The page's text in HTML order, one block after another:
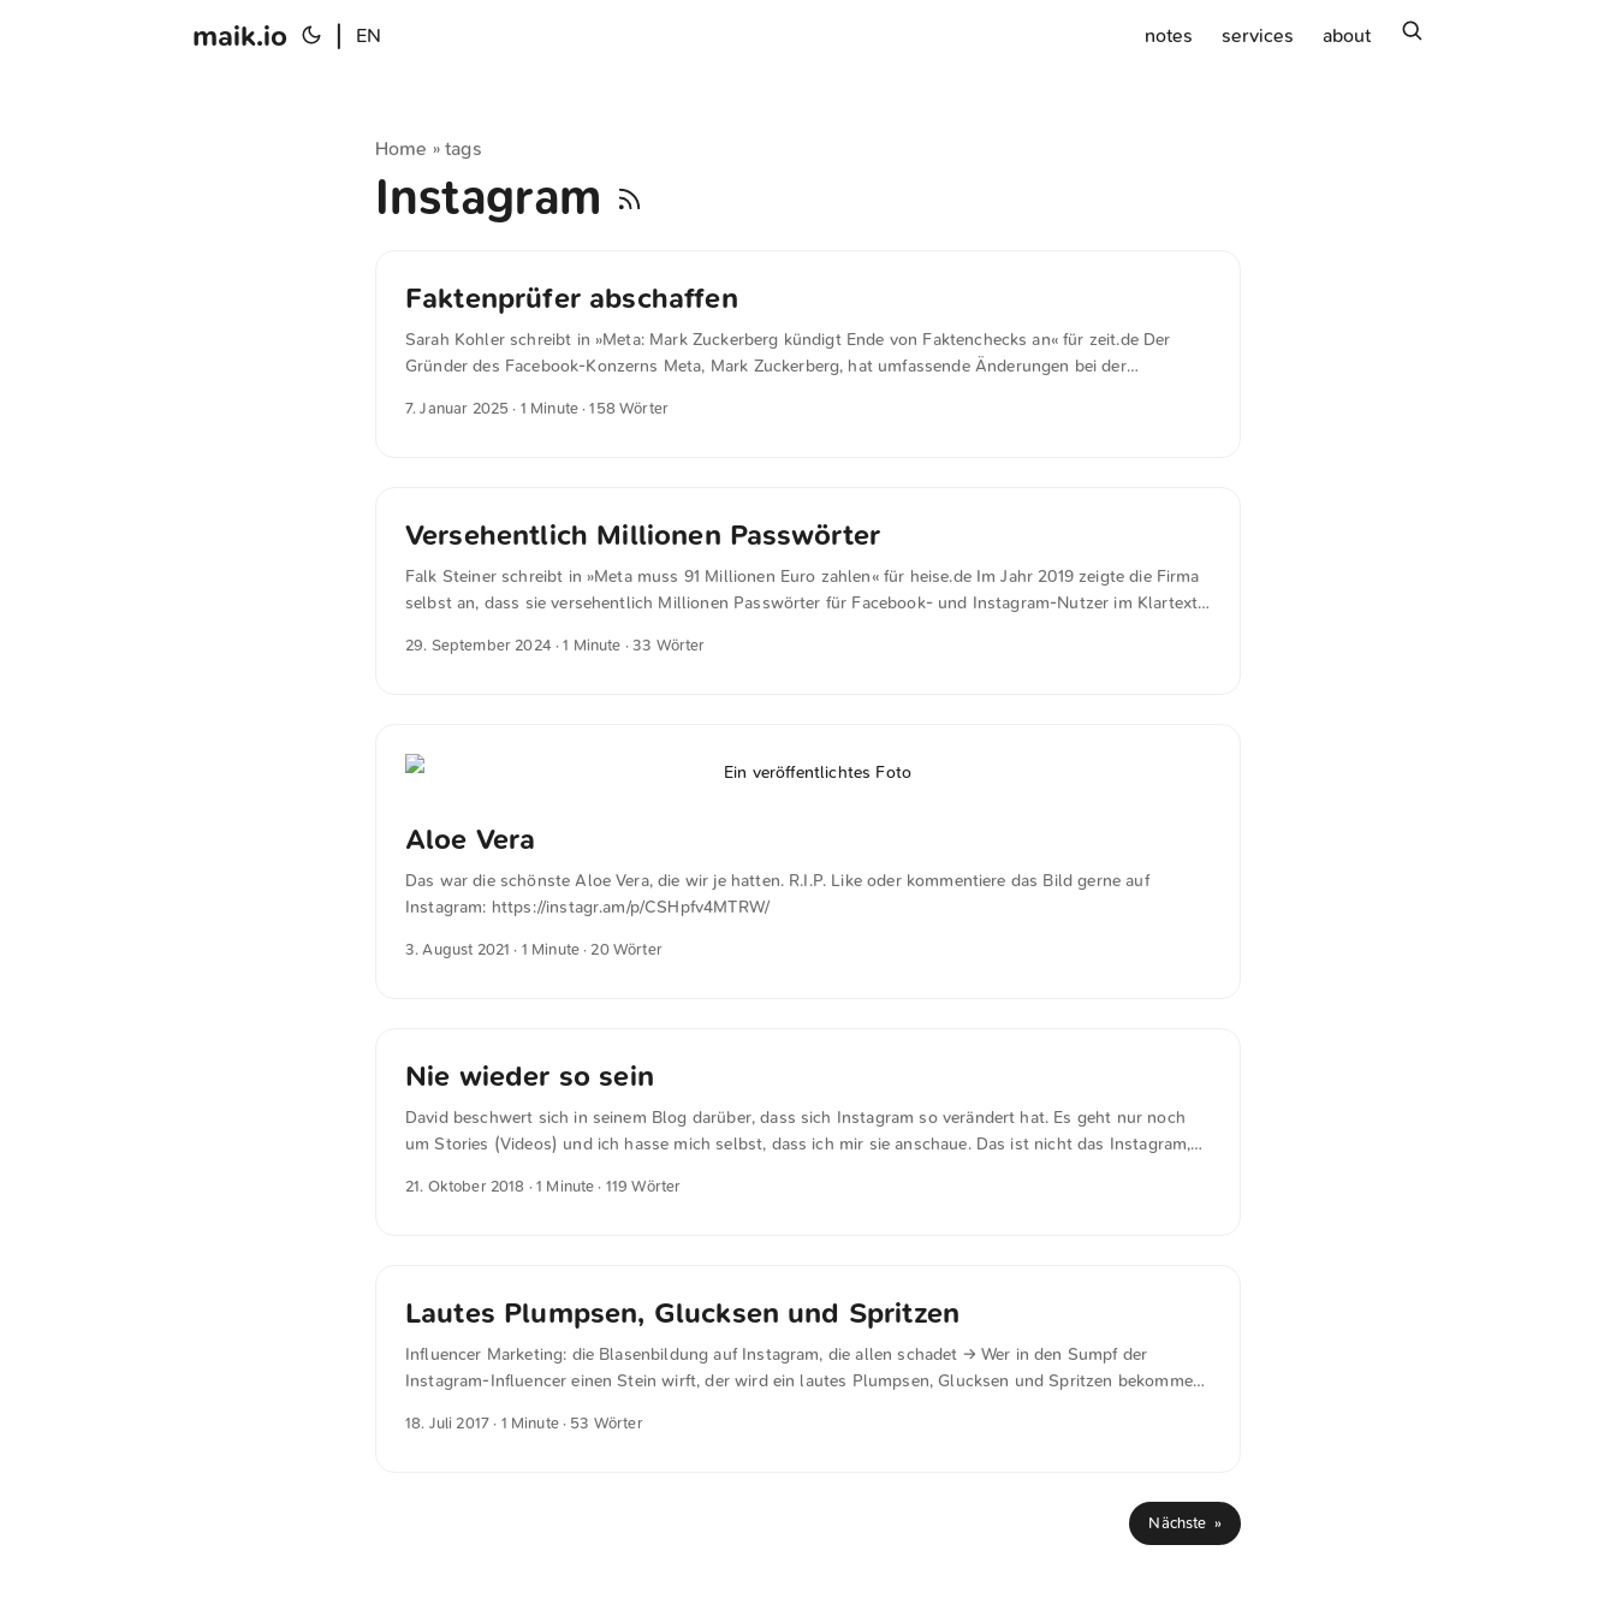
maik.io EN notes services about
Home »tags
Instagram
Faktenprüfer abschaffen
Sarah Kohler schreibt in »Meta: Mark Zuckerberg kündigt Ende von Faktenchecks an« für zeit.de Der
Gründer des Facebook-Konzerns Meta, Mark Zuckerberg, hat umfassende Änderungen bei der
er das damit, dass der vergangene US-Präsidentschaftswahlkampf einen “kulturellen Wendepunkt”
7. Januar 2025 · 1 Minute · 158 Wörter
Versehentlich Millionen Passwörter
Falk Steiner schreibt in »Meta muss 91 Millionen Euro zahlen​« für heise.de Im Jahr 2019 zeigte die Firma
selbst an, dass sie versehentlich Millionen Passwörter für Facebook- und Instagram-Nutzer im Klartext
29. September 2024 · 1 Minute · 33 Wörter
Aloe Vera
Das war die schönste Aloe Vera, die wir je hatten. R.I.P. Like oder kommentiere das Bild gerne auf
Instagram: https://instagr.am/p/CSHpfv4MTRW/
3. August 2021 · 1 Minute · 20 Wörter
Nie wieder so sein
David beschwert sich in seinem Blog darüber, dass sich Instagram so verändert hat. Es geht nur noch
um Stories (Videos) und ich hasse mich selbst, dass ich mir sie anschaue. Das ist nicht das Instagram,
David Hellmann am 22. Oktober 2018 Recht hat er! Fotos spielen keine Rolle mehr, sie sehen ohnehin
21. Oktober 2018 · 1 Minute · 119 Wörter
Lautes Plumpsen, Glucksen und Spritzen
Influencer Marketing: die Blasenbildung auf Instagram, die allen schadet → Wer in den Sumpf der
Instagram-Influencer einen Stein wirft, der wird ein lautes Plumpsen, Glucksen und Spritzen bekommen,
stattfindet, sondern sich auch in anderen Bereichen verstärkt hat.
18. Juli 2017 · 1 Minute · 53 Wörter
Nächste »